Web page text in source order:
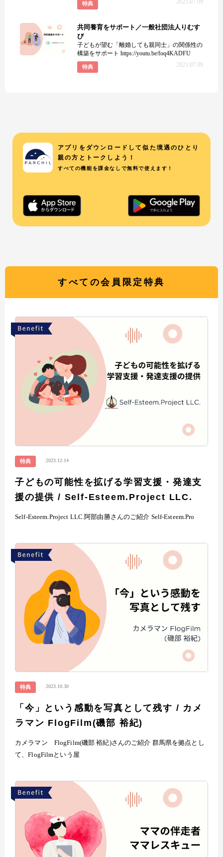
特典 2023.07.09
共同養育をサポート／一般社団法人りむす
び
子どもが望む「離婚しても親同士」の関係性の
構築をサポート https://youtu.be/foq4KADFU
特典 2023.07.09
アプリをダウンロードして似た境遇のひとり
親の方とトークしよう！
すべての機能を課金なしで無料で使えます！
すべての会員限定特典
特典 2023.12.14
子どもの可能性を拡げる学習支援・発達支
援の提供 / Self-Esteem.Project LLC.
Self-Esteem.Project LLC.阿部由勝さんのご紹介 Self-Esteem.Pro
特典 2023.10.30
「今」という感動を写真として残す / カメ
ラマン FlogFilm(磯部 裕紀)
カメラマン FlogFilm(磯部 裕紀)さんのご紹介 群馬県を拠点とし
て、FlogFilmという屋